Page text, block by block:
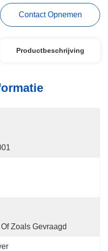
Contact Opnemen
Productbeschrijving
Zoals Gevraagd